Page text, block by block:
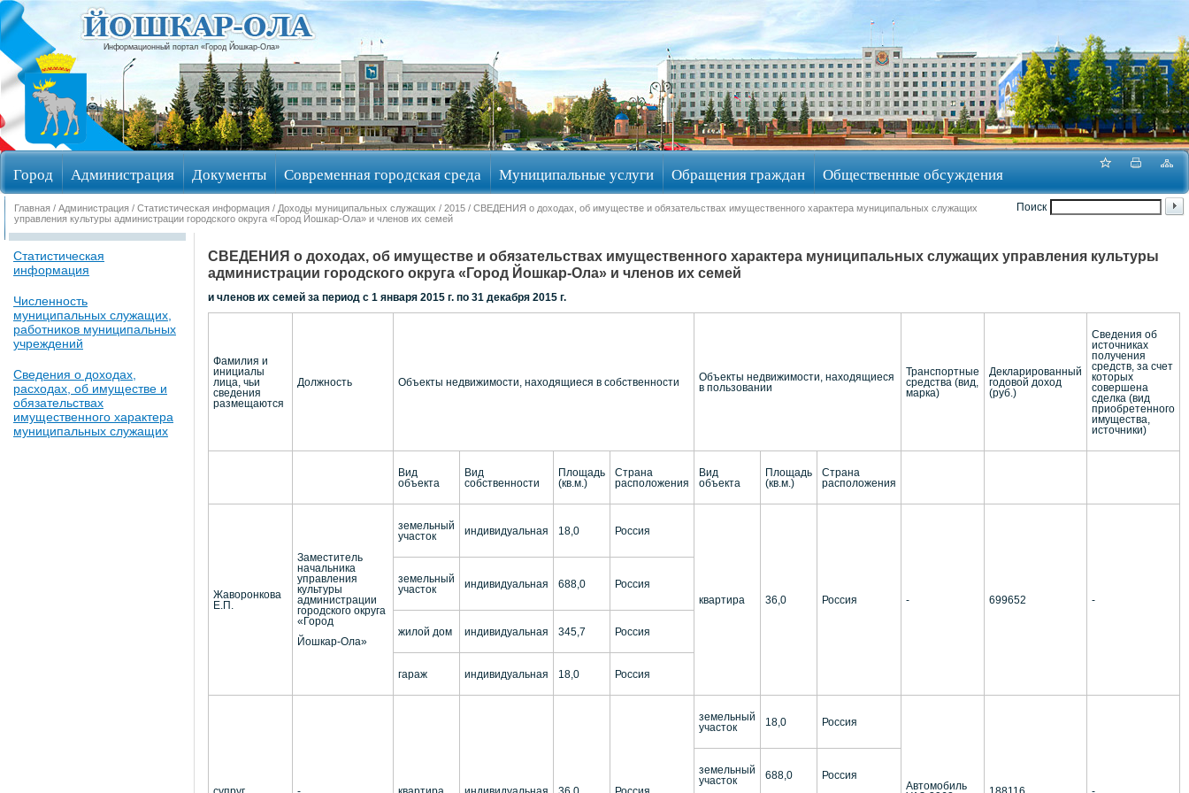
Информационный портал «Город Йошкар-Ола»
Город Администрация Документы Современная городская среда Муниципальные услуги Обращения граждан Общественные обсуждения
Избирательные округа
Поиск
Главная / Администрация / Статистическая информация / Доходы муниципальных служащих / 2015 / СВЕДЕНИЯ о доходах, об имуществе и обязательствах имущественного характера муниципальных служащих
управления культуры администрации городского округа «Город Йошкар-Ола» и членов их семей
Статистическая
информация
Численность
муниципальных служащих,
работников муниципальных
учреждений
Сведения о доходах,
расходах, об имуществе и
обязательствах
имущественного характера
муниципальных служащих
СВЕДЕНИЯ о доходах, об имуществе и обязательствах имущественного характера муниципальных служащих управления культуры
администрации городского округа «Город Йошкар-Ола» и членов их семей
и членов их семей за период с 1 января 2015 г. по 31 декабря 2015 г.
Фамилия и
инициалы
лица, чьи
сведения
размещаются
Должность Объекты недвижимости, находящиеся в собственности
Объекты недвижимости, находящиеся
в пользовании
Транспортные
средства (вид,
марка)
Декларированный
годовой доход
(руб.)
Сведения об
источниках
получения
средств, за счет
которых
совершена
сделка (вид
приобретенного
имущества,
источники)
Вид
объекта
Вид
собственности
Площадь
(кв.м.)
Страна
расположения
Вид
объекта
Площадь
(кв.м.)
Страна
расположения
Жаворонкова
Е.П.
Заместитель
начальника
управления
культуры
администрации
городского округа
«Город
Йошкар-Ола»
земельный
участок
индивидуальная 18,0 Россия
квартира 36,0 Россия - 699652 -
земельный
участок
индивидуальная 688,0 Россия
жилой дом индивидуальная 345,7 Россия
гараж индивидуальная 18,0 Россия
супруг - квартира индивидуальная 36,0 Россия
земельный
участок
18,0 Россия
Автомобиль
188116 -
земельный
участок
688,0 Россия